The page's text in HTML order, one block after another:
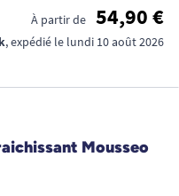
À partir de 54,90 €
, expédié le lundi 10 août 2026
Mousseo